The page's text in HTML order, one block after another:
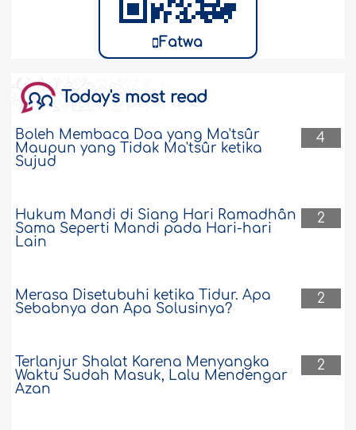
Fatwa
Today's most read
4
Boleh Membaca Doa yang Ma'tsûr
Maupun yang Tidak Ma'tsûr ketika
Sujud
2
Hukum Mandi di Siang Hari Ramadhân
Sama Seperti Mandi pada Hari-hari
Lain
2
Merasa Disetubuhi ketika Tidur. Apa
Sebabnya dan Apa Solusinya?
2
Terlanjur Shalat Karena Menyangka
Waktu Sudah Masuk, Lalu Mendengar
Azan